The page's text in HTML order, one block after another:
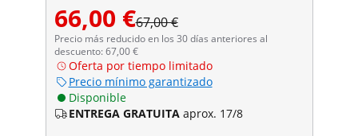
66,00 €67,00 €
Precio más reducido en los 30 días anteriores al
descuento: 67,00 €
Oferta por tiempo limitado
Precio mínimo garantizado
Disponible
ENTREGA GRATUITA aprox. 17/8